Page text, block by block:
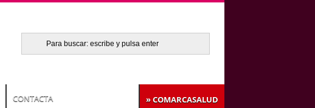
CONTACTA » COMARCASALUD